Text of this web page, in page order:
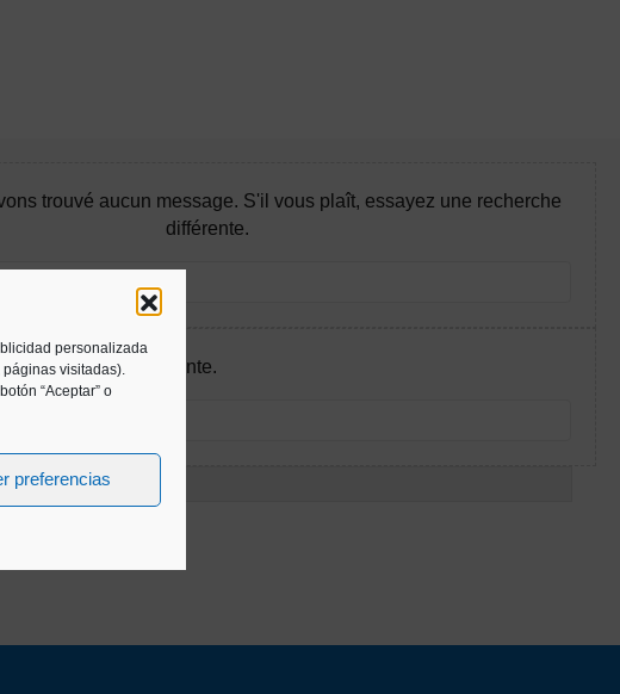
personalizada
visitadas).
“Aceptar” o
preferencias
trouvé aucun message. S'il vous plaît, essayez une recherche
différente.
recherche différente.